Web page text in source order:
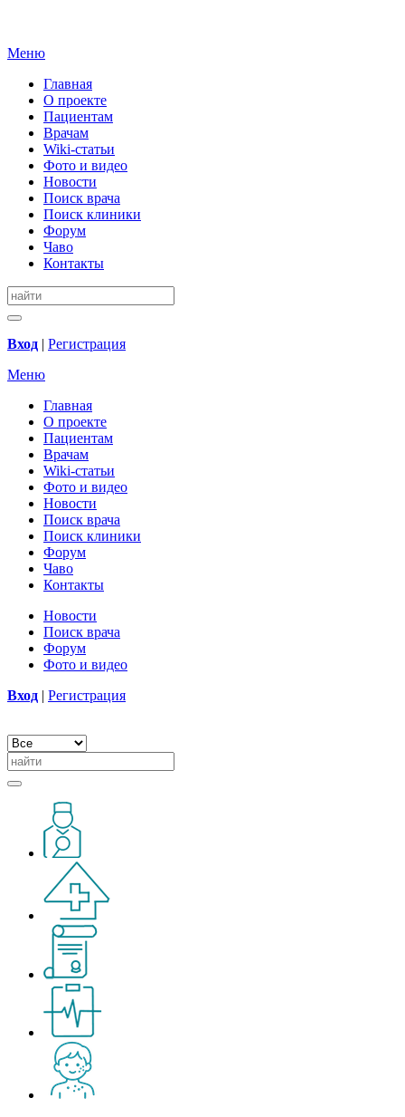
Меню
Главная
О проекте
Пациентам
Врачам
Wiki-статьи
Фото и видео
Новости
Поиск врача
Поиск клиники
Форум
Чаво
Контакты
Вход | Регистрация
Меню
Главная
О проекте
Пациентам
Врачам
Wiki-статьи
Фото и видео
Новости
Поиск врача
Поиск клиники
Форум
Чаво
Контакты
Новости
Поиск врача
Форум
Фото и видео
Вход | Регистрация